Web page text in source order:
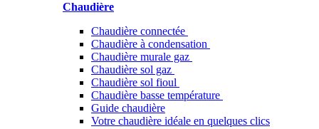
Chaudière
Chaudière connectée
Chaudière à condensation
Chaudière murale gaz
Chaudière sol gaz
Chaudière sol fioul
Chaudière basse température
Guide chaudière
Votre chaudière idéale en quelques clics